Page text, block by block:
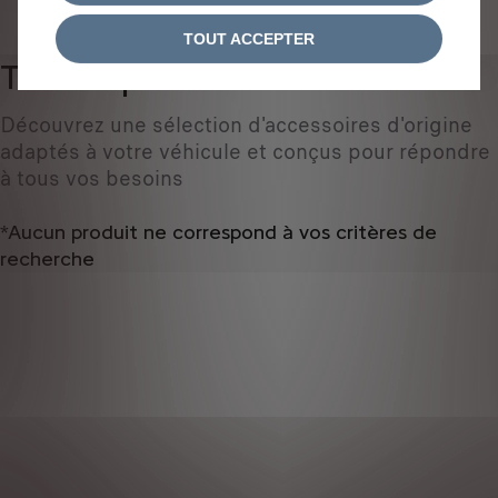
Tous les produits
Découvrez une sélection d'accessoires d'origine
adaptés à votre véhicule et conçus pour répondre
à tous vos besoins
*Aucun produit ne correspond à vos critères de
recherche
TOUT ACCEPTER